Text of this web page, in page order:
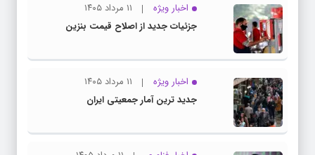
اخبار ویژه
۱۱ مرداد ۱۴۰۵
جزئیات جدید از اصلاح قیمت بنزین
اخبار ویژه
۱۱ مرداد ۱۴۰۵
جدید ترین آمار جمعیتی ایران